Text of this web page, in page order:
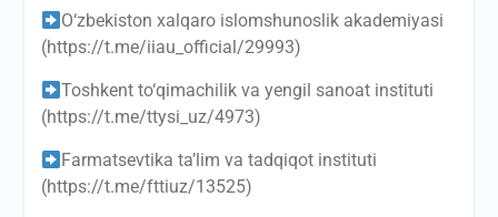
O‘zbekiston xalqaro islomshunoslik akademiyasi
(https://t.me/iiau_official/29993)
Toshkent to‘qimachilik va yengil sanoat instituti
(https://t.me/ttysi_uz/4973)
Farmatsevtika ta’lim va tadqiqot instituti
(https://t.me/fttiuz/13525)